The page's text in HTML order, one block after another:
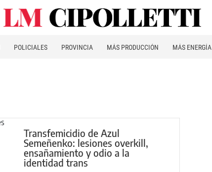
POLICIALES PROVINCIA MÁS PRODUCCIÓN MÁS ENERGÍA
Transfemicidio de Azul
Semeñenko: lesiones overkill,
ensañamiento y odio a la
identidad trans